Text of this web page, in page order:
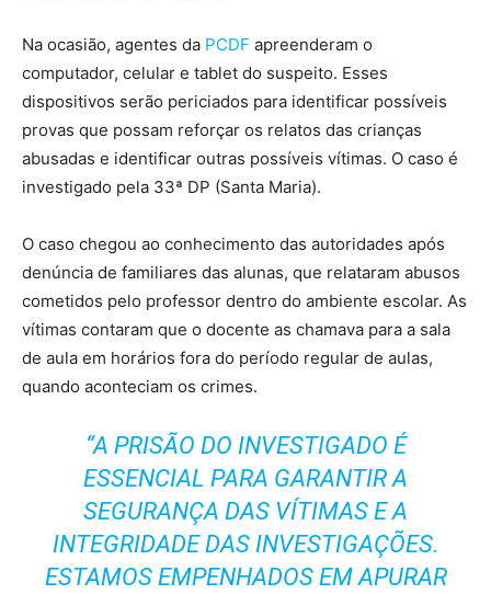
Na ocasião, agentes da PCDF apreenderam o
computador, celular e tablet do suspeito. Esses
dispositivos serão periciados para identificar possíveis
provas que possam reforçar os relatos das crianças
abusadas e identificar outras possíveis vítimas. O caso é
investigado pela 33ª DP (Santa Maria).
O caso chegou ao conhecimento das autoridades após
denúncia de familiares das alunas, que relataram abusos
cometidos pelo professor dentro do ambiente escolar. As
vítimas contaram que o docente as chamava para a sala
de aula em horários fora do período regular de aulas,
quando aconteciam os crimes.
“A PRISÃO DO INVESTIGADO É
ESSENCIAL PARA GARANTIR A
SEGURANÇA DAS VÍTIMAS E A
INTEGRIDADE DAS INVESTIGAÇÕES.
ESTAMOS EMPENHADOS EM APURAR